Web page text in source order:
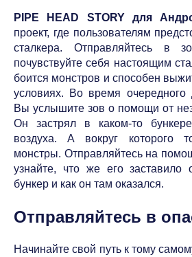
PIPE HEAD STORY для
проект, где пользователям
сталкера. Отправляйтесь в
почувствуйте себя настоящим
боится монстров и способен
условиях. Во время очередного
Вы услышите зов о помощи от
Он застрял в каком-то
воздуха. А вокруг которого
монстры. Отправляйтесь на
узнайте, что же его заставило
бункер и как он там оказался.
Отправляйтесь в
Начинайте свой путь к тому